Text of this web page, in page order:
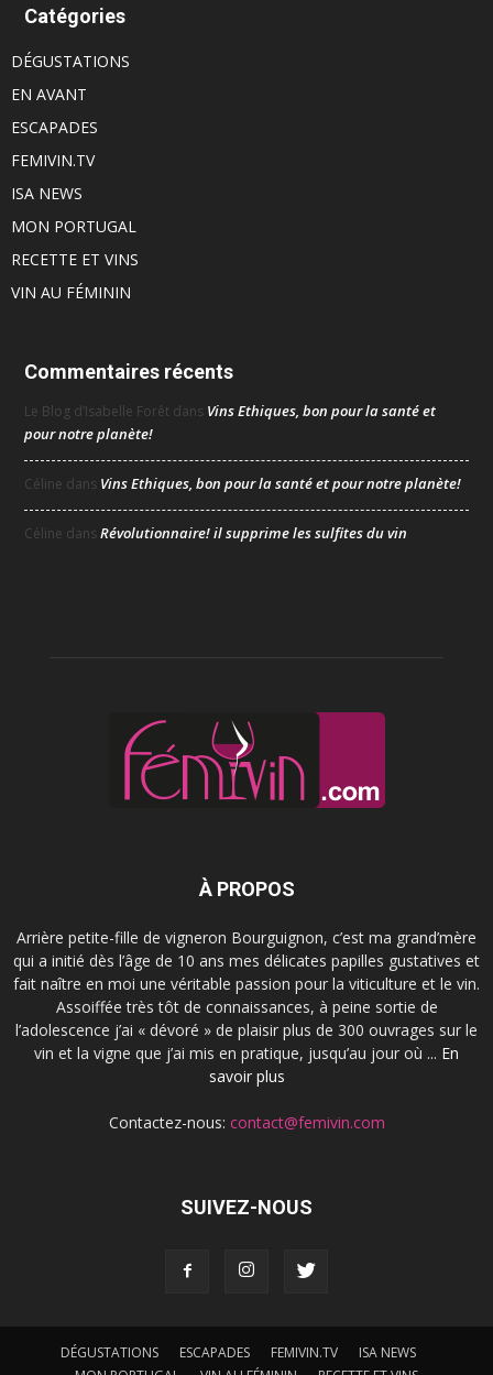
Catégories
DÉGUSTATIONS
EN AVANT
ESCAPADES
FEMIVIN.TV
ISA NEWS
MON PORTUGAL
RECETTE ET VINS
VIN AU FÉMININ
Commentaires récents
Le Blog d’Isabelle Forêt dans Vins Ethiques, bon pour la santé et
pour notre planète!
Céline dans Vins Ethiques, bon pour la santé et pour notre planète!
Céline dansRévolutionnaire! il supprime les sulfites du vin
À PROPOS
Arrière petite-fille de vigneron Bourguignon, c’est ma grand’mère
qui a initié dès l’âge de 10 ans mes délicates papilles gustatives et
fait naître en moi une véritable passion pour la viticulture et le vin.
Assoiffée très tôt de connaissances, à peine sortie de
l’adolescence j’ai « dévoré » de plaisir plus de 300 ouvrages sur le
vin et la vigne que j’ai mis en pratique, jusqu’au jour où ... En
savoir plus
Contactez-nous: contact@femivin.com
SUIVEZ-NOUS
DÉGUSTATIONS ESCAPADES FEMIVIN.TV
ISA NEWS